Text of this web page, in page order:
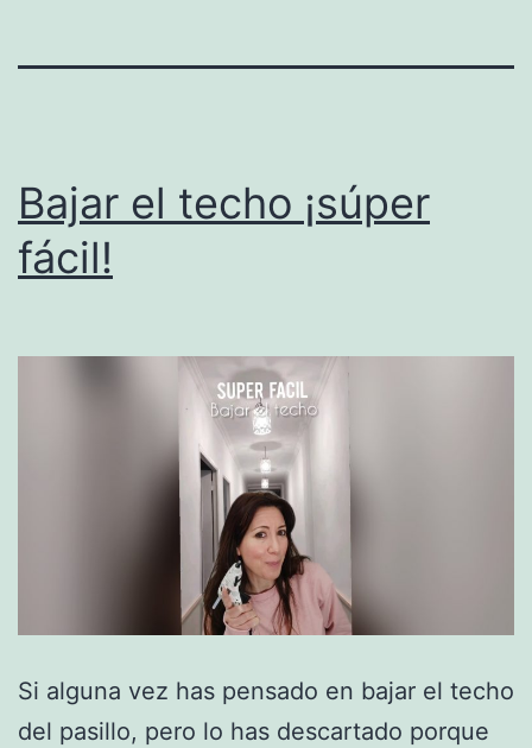
Bajar el techo ¡súper
fácil!
Si alguna vez has pensado en bajar el techo
del pasillo, pero lo has descartado porque